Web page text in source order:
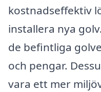
kostnadseffektiv
installera nya
de befintliga
och pengar.
vara ett mer